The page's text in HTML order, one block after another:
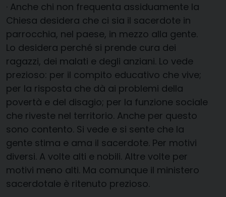
· Anche chi non frequenta assiduamente la
Chiesa desidera che ci sia il sacerdote in
parrocchia, nel paese, in mezzo alla gente.
Lo desidera perché si prende cura dei
ragazzi, dei malati e degli anziani. Lo vede
prezioso: per il compito educativo che vive;
per la risposta che dà ai problemi della
povertà e del disagio; per la funzione sociale
che riveste nel territorio. Anche per questo
sono contento. Si vede e si sente che la
gente stima e ama il sacerdote. Per motivi
diversi. A volte alti e nobili. Altre volte per
motivi meno alti. Ma comunque il ministero
sacerdotale è ritenuto prezioso.